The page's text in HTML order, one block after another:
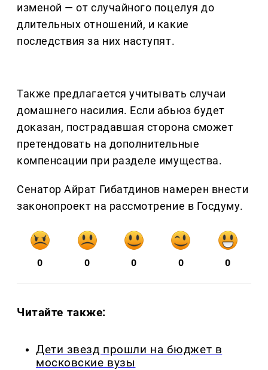
изменой — от случайного поцелуя до
длительных отношений, и какие
последствия за них наступят.
Также предлагается учитывать случаи
домашнего насилия. Если абьюз будет
доказан, пострадавшая сторона сможет
претендовать на дополнительные
компенсации при разделе имущества.
Сенатор Айрат Гибатдинов намерен внести
законопроект на рассмотрение в Госдуму.
0 0 0 0 0
Читайте также:
Дети звезд прошли на бюджет в
московские вузы